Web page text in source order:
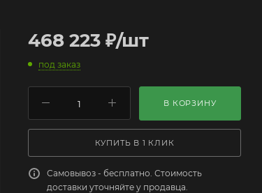
468 223 ₽/шт
под заказ
В КОРЗИНУ
КУПИТЬ В 1 КЛИК
Самовывоз - бесплатно. Стоимость
доставки уточняйте у продавца.